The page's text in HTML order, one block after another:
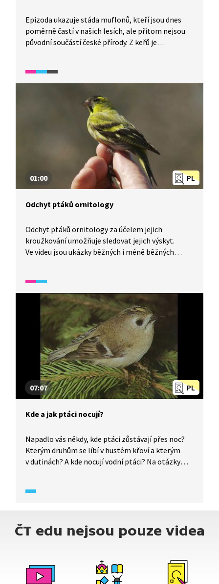
Epizoda ukazuje stáda muflonů, kteří jsou dnes
poměrně častí v našich lesích, ale přitom nejsou
původní součástí české přírody. Z keřů je
obecná jako náš nejpestřejší krkavcovitý pták,
a parcích. Z keřů je představena na konci zimy
kvetoucí kalina vonná s výrazně aromatickými
PL
01:00
Odchyt ptáků ornitology
Odchyt ptáků ornitology za účelem jejich
kroužkování umožňuje sledovat jejich výskyt.
Ve videu jsou ukázky běžných i méně běžných
PL
07:07
Kde a jak ptáci nocují?
Napadlo vás někdy, kde ptáci zůstávají přes noc?
Kterým druhům se líbí v hustém křoví a kterým
v dutinách? A kde nocují vodní ptáci? Na otázky
ČT edu nejsou pouze videa